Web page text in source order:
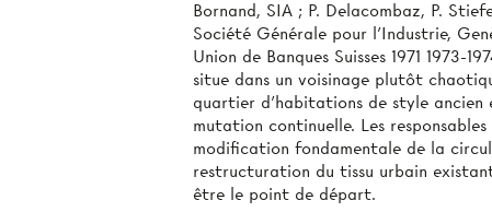
Bornand, SIA ; P. Delacombaz, P.
Société Générale pour l’Industrie,
Union de Banques Suisses 1971 1973-
situe dans un voisinage plutôt
quartier d'habitations de style
mutation continuelle. Les
modification fondamentale de la
restructuration du tissu urbain
être le point de départ.